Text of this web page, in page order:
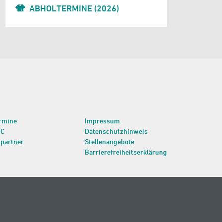
ABHOLTERMINE (2026)
Impressum
Datenschutzhinweis
Stellenangebote
Barrierefreiheitserklärung